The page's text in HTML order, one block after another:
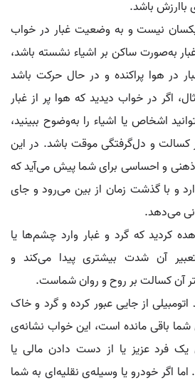
باارزش باشد.
یکسان نیست و به وضعیت غبار در خواب
به‌صورت ساکن بر اشیاء نشسته باشد،
در هوا پراکنده و در حال حرکت باشد
اگر در خواب دیدید که هوا پر از غبار
اشخاص یا اشیاء را به‌وضوح ببینید،
کسالت و دل‌گرفتگی موقت باشد. در این
و احساسی برای شما پیش می‌آید که
و با گذشت زمان از بین می‌رود و جای
می‌دهد.
کردید که گرد و غبار وارد چشم‌ها یا
آن شدت بیشتری پیدا می‌کند و
آن کسالت بر روح و روان شماست.
از جایی عبور کرده و گرد و خاک
باقی مانده است، این خواب نشانه‌ی
فرد عزیز یا از دست دادن مالی یا
اگر خودرو یا وسیله‌ی نقلیه‌ای به شما